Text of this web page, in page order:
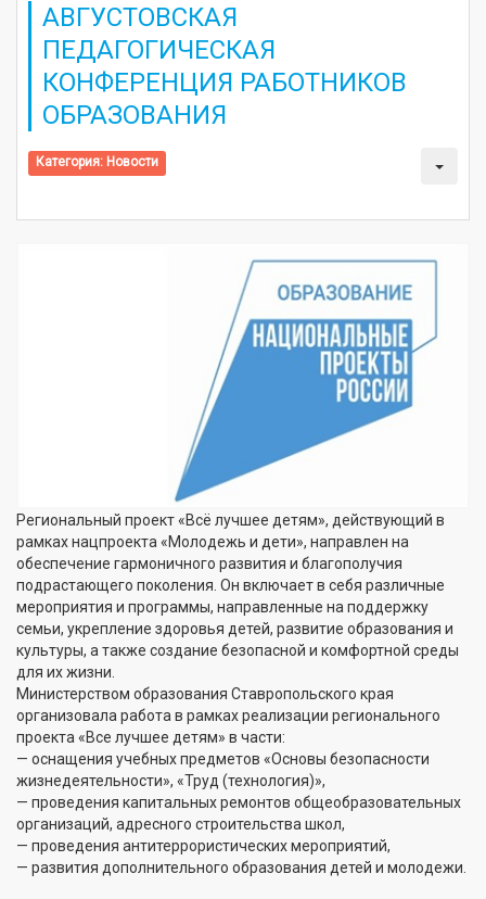
АВГУСТОВСКАЯ
ПЕДАГОГИЧЕСКАЯ
КОНФЕРЕНЦИЯ РАБОТНИКОВ
ОБРАЗОВАНИЯ
Категория: Новости
Региональный проект «Всё лучшее детям», действующий в
рамках нацпроекта «Молодежь и дети», направлен на
обеспечение гармоничного развития и благополучия
подрастающего поколения. Он включает в себя различные
мероприятия и программы, направленные на поддержку
семьи, укрепление здоровья детей, развитие образования и
культуры, а также создание безопасной и комфортной среды
для их жизни.
Министерством образования Ставропольского края
организовала работа в рамках реализации регионального
проекта «Все лучшее детям» в части:
— оснащения учебных предметов «Основы безопасности
жизнедеятельности», «Труд (технология)»,
— проведения капитальных ремонтов общеобразовательных
организаций, адресного строительства школ,
— проведения антитеррористических мероприятий,
— развития дополнительного образования детей и молодежи.